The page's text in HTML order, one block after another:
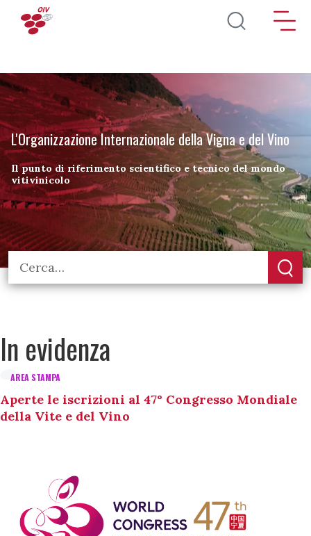
Salta al contenuto principale
L'Organizzazione Internazionale della Vigna e del Vino
Il punto di riferimento scientifico e tecnico del mondo
vitivinicolo
In evidenza
AREA STAMPA
Aperte le iscrizioni al 47° Congresso Mondiale
della Vite e del Vino